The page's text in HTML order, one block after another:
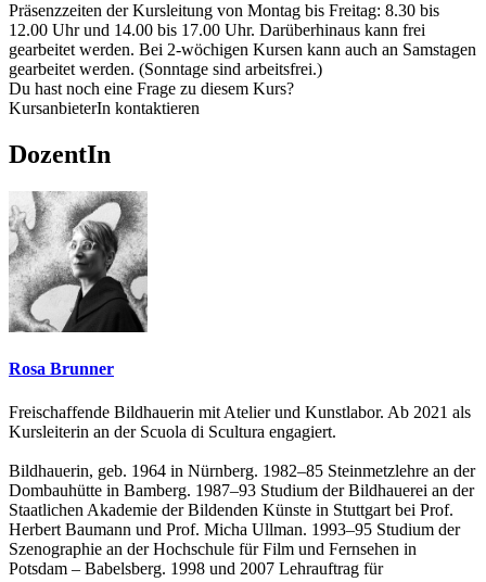
Präsenzzeiten der Kursleitung von Montag bis Freitag: 8.30 bis
12.00 Uhr und 14.00 bis 17.00 Uhr. Darüberhinaus kann frei
gearbeitet werden. Bei 2-wöchigen Kursen kann auch an Samstagen
gearbeitet werden. (Sonntage sind arbeitsfrei.)
Du hast noch eine Frage zu diesem Kurs?
KursanbieterIn kontaktieren
DozentIn
Rosa Brunner
Freischaffende Bildhauerin mit Atelier und Kunstlabor. Ab 2021 als
Kursleiterin an der Scuola di Scultura engagiert.
Bildhauerin, geb. 1964 in Nürnberg. 1982–85 Steinmetzlehre an der
Dombauhütte in Bamberg. 1987–93 Studium der Bildhauerei an der
Staatlichen Akademie der Bildenden Künste in Stuttgart bei Prof.
Herbert Baumann und Prof. Micha Ullman. 1993–95 Studium der
Szenographie an der Hochschule für Film und Fernsehen in
Potsdam – Babelsberg. 1998 und 2007 Lehrauftrag für